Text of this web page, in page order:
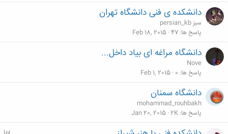
دانشکده ی فنی دانشگاه تهران
persian_kb سبز
پاسخ ها 47
Feb 18, 2015
دانشگاه مراغه ای بیاد داخل...
Nove
پاسخ ها 0
Feb 1, 2015
دانشگاه سمنان
mohammad_rouhbakh
پاسخ ها 2K
Jan 20, 2015